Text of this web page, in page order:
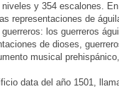
niveles y 354 escalones.
representaciones de
los guerreros
de dioses,
musical
data del año 1501,